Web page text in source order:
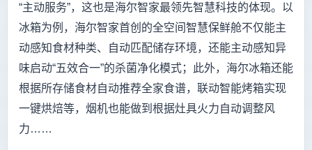
“主动服务”，这也是海尔智家最领先智慧科技的体现。以
冰箱为例，海尔智家首创的全空间智慧保鲜舱不仅能主
动感知食材种类、自动匹配储存环境，还能主动感知异
味启动“五效合一”的杀菌净化模式；此外，海尔冰箱还能
根据所存储食材自动推荐全家食谱，联动智能烤箱实现
一键烘焙等，烟机也能做到根据灶具火力自动调整风
力……